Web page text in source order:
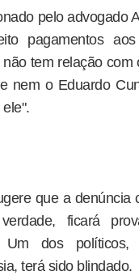
pelo advogado
pagamentos
tem relação com
nem o Eduardo
que a denúncia
ficará
Um dos
terá sido blindado.